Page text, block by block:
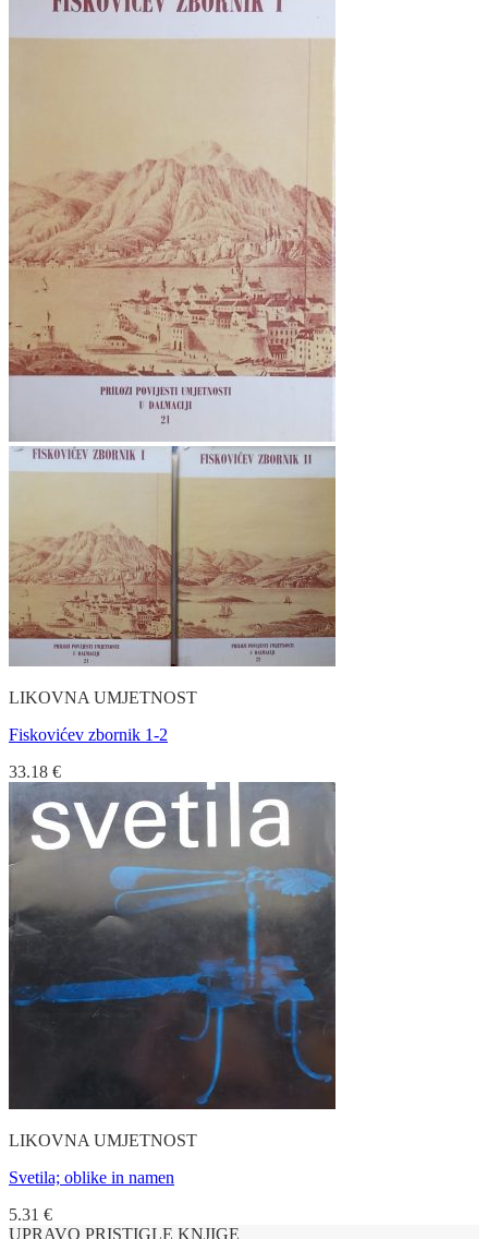
LIKOVNA UMJETNOST
Fiskovićev zbornik 1-2
33.18 €
LIKOVNA UMJETNOST
Svetila; oblike in namen
5.31 €
UPRAVO PRISTIGLE KNJIGE